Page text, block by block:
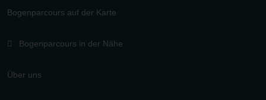
Bogenparcours auf der Karte
Bogenparcours in der Nähe
Über uns